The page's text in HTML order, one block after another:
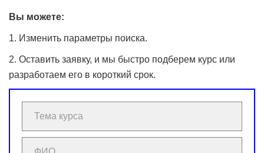
Вы можете:
1. Изменить параметры поиска.
2. Оставить заявку, и мы быстро подберем курс или
разработаем его в короткий срок.